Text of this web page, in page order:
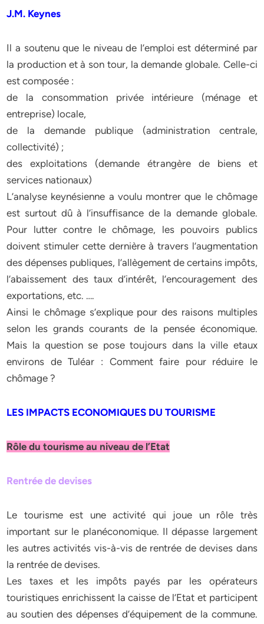
J.M. Keynes
Il a soutenu que le niveau de l’emploi est déterminé par
la production et à son tour, la demande globale. Celle-ci
est composée :
de la consommation privée intérieure (ménage et
entreprise) locale,
de la demande publique (administration centrale,
collectivité) ;
des exploitations (demande étrangère de biens et
services nationaux)
L’analyse keynésienne a voulu montrer que le chômage
est surtout dû à l’insuffisance de la demande globale.
Pour lutter contre le chômage, les pouvoirs publics
doivent stimuler cette dernière à travers l’augmentation
des dépenses publiques, l’allègement de certains impôts,
l’abaissement des taux d’intérêt, l’encouragement des
exportations, etc. ….
Ainsi le chômage s’explique pour des raisons multiples
selon les grands courants de la pensée économique.
Mais la question se pose toujours dans la ville etaux
environs de Tuléar : Comment faire pour réduire le
chômage ?
LES IMPACTS ECONOMIQUES DU TOURISME
Rôle du tourisme au niveau de l’Etat
Rentrée de devises
Le tourisme est une activité qui joue un rôle très
important sur le planéconomique. Il dépasse largement
les autres activités vis-à-vis de rentrée de devises dans
la rentrée de devises.
Les taxes et les impôts payés par les opérateurs
touristiques enrichissent la caisse de l’Etat et participent
au soutien des dépenses d’équipement de la commune.